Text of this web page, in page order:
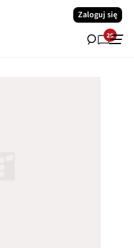
Zaloguj się
29